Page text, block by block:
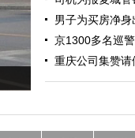
男子为买房净
京1300多名巡
重庆公司集赞